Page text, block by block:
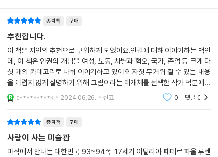
출처와 참고문헌
의 현장은 어째서 목숨을 앗아가는 장소가 되어버렸는지, 차별은 어떻게
혐오로 발전하며 그 혐오가 어떠한 비극을 일으키는지, 국가가 얼마나 많
은 인권유린을 자행했는지, 마지막으로 왜 인간의 존엄함은 존중받아야 하
는지 등을 명화와 함께 재미있게 들려준다. 여기서 소개한 명화들은 미적
가치라기보다 인권의 눈으로 바라본 장면들이며 시대적인 배경, 사건, 인
물에 얽힌 다이내믹한 스토리를 통해 입체적으로 생각할 거리를 안겨준다.
저자는 여기에 그치지 않고 각각의 원고 말미에 ‘궁금해요’ 코너를 마련해
본문에서 언급한 인권의 개념과 연관 사건들을 자세하게 설명함으로써 역
사, 사회, 정치 등 인문학적 사고를 돕는다.
저자 박민경은 “예전에는 미학의 측면에서 그림을 좋아했다면 인권위에서
일한 이후로는 그 안에 담긴 인간의 삶에 대해 생각하게 되었다”고 말한다.
종이책 구매
추천합니다.
이 책은 지인의 추천으로 구입하게 되었어요.인권에 대해 이야기하는 책인
데, 이 책은 인권의 개념을 여성, 노동, 차별과 혐오, 국가, 존엄 등 크게 다
섯 개의 카테고리로 나눠 이야기하고 있어요.자칫 무거워 질 수 있는 내용
을 어렵지 않게 설명하기 위해 그림이라는 매개체를 선택한 작가 덕분에이
해가 더 잘 됩니다.
c*********k 2024.06.26. 신고 0 댓글0
종이책 구매
사람이 사는 미술관
마석에서 만나는 대한민국 93~94쪽 17세기 이탈리아 페테르 파울 루벤